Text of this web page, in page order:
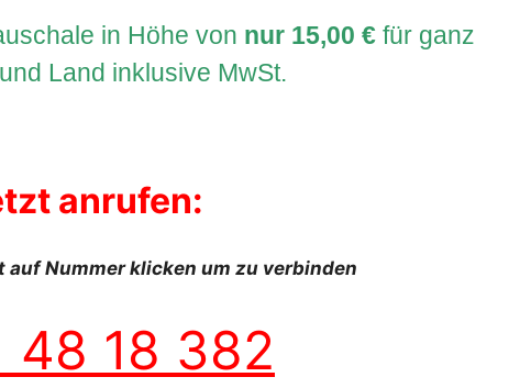
in Höhe von nur 15,00 €für ganz
Land inklusive MwSt.
anrufen:
auf Nummer klicken um zu verbinden
48 18 382